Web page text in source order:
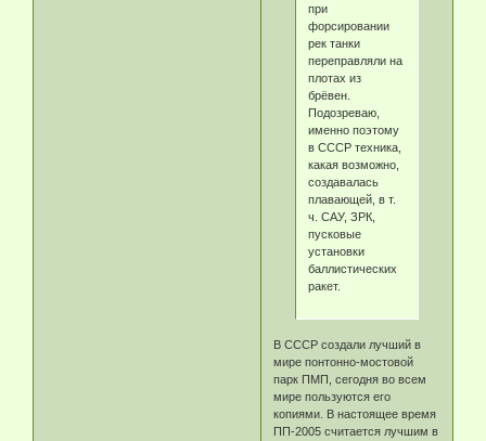
при
форсировании
рек танки
переправляли на
плотах из
брёвен.
Подозреваю,
именно поэтому
в СССР техника,
какая возможно,
создавалась
плавающей, в т.
ч. САУ, ЗРК,
пусковые
установки
баллистических
ракет.
В СССР создали лучший в
мире понтонно-мостовой
парк ПМП, сегодня во всем
мире пользуются его
копиями. В настоящее время
ПП-2005 считается лучшим в